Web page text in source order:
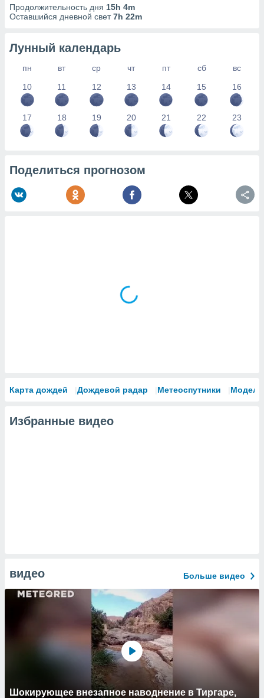
Продолжительность дня 15h 4m
Оставшийся дневной свет7h 22m
Лунный календарь
пн вт ср чт пт сб
вс
10
11 12 13 14 15 16
17 18 19 20 21 22 23
Поделиться прогнозом
Карта дождей Дождевой радар Метеоспутники Модели
Избранные видео
видео Больше видео
Шокирующее внезапное наводнение в Тиргаре,